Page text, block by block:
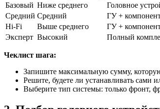
Базовый Ниже среднего
Головное
Средний Средний
ГУ +
Hi-Fi
Выше среднего
ГУ +
Эксперт Высокий Полный
Чеклист шага:
Запишите максимальную сумму,
Решите, будете ли устанавливать сами
Выберите тип системы: только фронт,